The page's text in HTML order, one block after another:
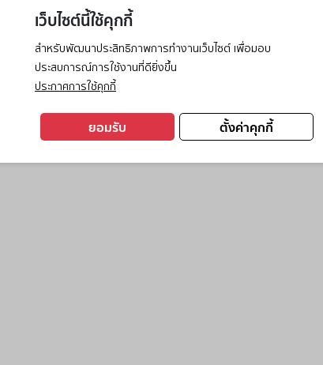
เว็บไซต์นี้ใช้คุกกี้
สำหรับพัฒนาประสิทธิภาพการทำงานเว็บไซต์ เพื่อมอบ
ประสบการณ์การใช้งานที่ดียิ่งขึ้น
ประกาศการใช้คุกกี้
ตั้งค่าคุกกี้
ยอมรับ
has occurred while loading